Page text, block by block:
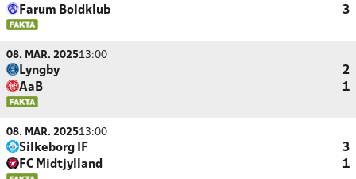
Farum Boldklub
3
08. MAR. 202513:00
Lyngby
2
AaB
1
08. MAR. 202513:00
Silkeborg IF
3
FC Midtjylland
1